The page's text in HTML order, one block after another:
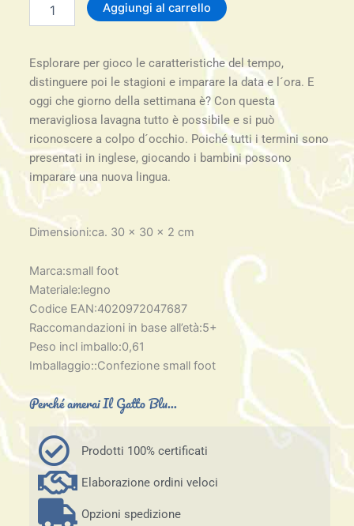
didattica
e
stagioni
in
inglese
legler
quantità
Aggiungi al carrello
Esplorare per gioco le caratteristiche del tempo,
distinguere poi le stagioni e imparare la data e l´ora. E
oggi che giorno della settimana è? Con questa
meravigliosa lavagna tutto è possibile e si può
riconoscere a colpo d´occhio. Poiché tutti i termini sono
presentati in inglese, giocando i bambini possono
imparare una nuova lingua.
Dimensioni:ca. 30 x 30 x 2 cm
Marca:small foot
Materiale:legno
Codice EAN:4020972047687
Raccomandazioni in base all’età:5+
Peso incl imballo:0,61
Imballaggio::Confezione small foot
Perché amerai Il Gatto Blu...
Prodotti 100% certificati
Elaborazione ordini veloci
Opzioni spedizione